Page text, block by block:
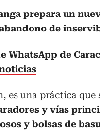
prepara un
de
WhatsApp de
es una práctica que
y vías
y bolsas de